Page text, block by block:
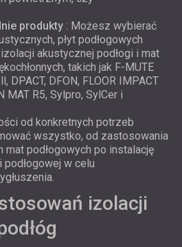
produkty : Możesz wybierać
płyt podłogowych
akustycznej podłogi i mat
takich jak F-MUTE
DPACT, DFON, FLOOR IMPACT
MAT R5, Sylpro, SylCer i
od konkretnych potrzeb
wszystko, od zastosowania
podłogowych po instalację
w celu
izolacji